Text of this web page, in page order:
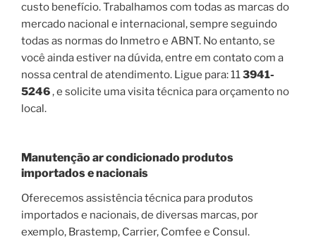
custo benefício. Trabalhamos com todas as marcas do
mercado nacional e internacional, sempre seguindo
todas as normas do Inmetro e ABNT. No entanto, se
você ainda estiver na dúvida, entre em contato com a
nossa central de atendimento. Ligue para: 113941-
5246, e solicite uma visita técnica para orçamento no
local.
Manutenção ar condicionado produtos
importados e nacionais
Oferecemos assistência técnica para produtos
importados e nacionais, de diversas marcas, por
exemplo, Brastemp, Carrier, Comfee e Consul.